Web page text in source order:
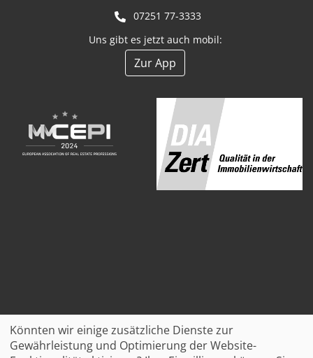
07251 77-3333
Uns gibt es jetzt auch mobil:
Zur App
Könnten wir einige zusätzliche Dienste zur
Gewährleistung und Optimierung der Website-